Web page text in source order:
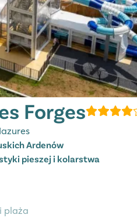
Forges
Ardenów
pieszej i kolarstwa
plaża